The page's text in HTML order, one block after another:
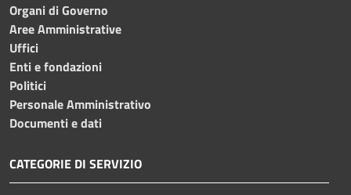
Organi di Governo
Aree Amministrative
Uffici
Enti e fondazioni
Politici
Personale Amministrativo
Documenti e dati
CATEGORIE DI SERVIZIO